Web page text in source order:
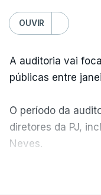
OUVIR
A auditoria vai
públicas entre
O período da
diretores da PJ,
Neves.